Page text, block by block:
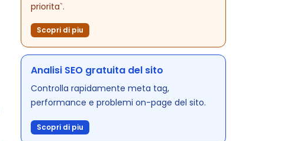
priorita`.
Scopri di piu
Analisi SEO gratuita del sito
Controlla rapidamente meta tag,
performance e problemi on-page del sito.
Scopri di piu